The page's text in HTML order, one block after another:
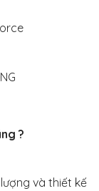
?
và thiết kế